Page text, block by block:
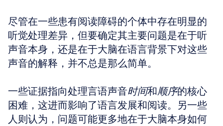
尽管在一些患有阅读障碍的个体中存在明显的
听觉处理差异，但要确定其主要问题是在于听
声音本身，还是在于大脑在语言背景下对这些
声音的解释，并不总是那么简单。
一些证据指向处理言语声音时间和顺序的核心
困难，这进而影响了语言发展和阅读。另一些
人则认为，问题可能更多地在于大脑本身如何